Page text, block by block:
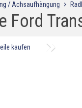
/ Achsaufhängung
Ford